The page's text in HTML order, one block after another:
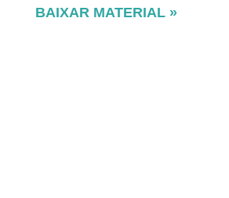
BAIXAR MATERIAL »